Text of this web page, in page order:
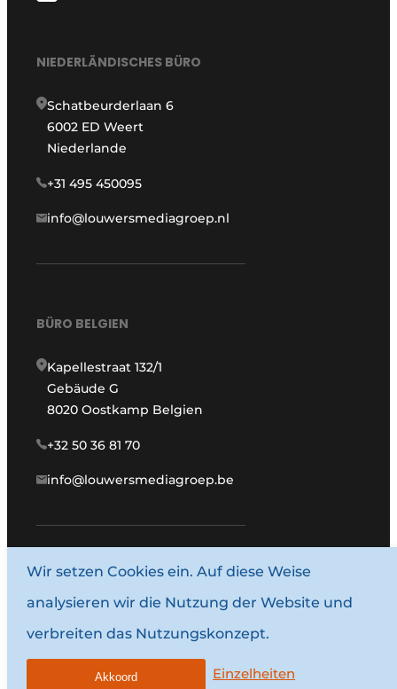
NIEDERLÄNDISCHES BÜRO
Schatbeurderlaan 6
6002 ED Weert
Niederlande
+31 495 450095
info@louwersmediagroep.nl
BÜRO BELGIEN
Kapellestraat 132/1
Gebäude G
8020 Oostkamp Belgien
+32 50 36 81 70
info@louwersmediagroep.be
www.louwersmediagroep.com
© 1987–2026 Louwersmediagroep.
Allgemeine Bedingungen und Konditionen
Wir setzen Cookies ein. Auf diese Weise
analysieren wir die Nutzung der Website und
verbreiten das Nutzungskonzept.
Einzelheiten
Akkoord